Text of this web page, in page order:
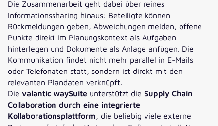
Die Zusammenarbeit geht dabei über reines
Informationssharing hinaus: Beteiligte können
Rückmeldungen geben, Abweichungen melden, offene
Punkte direkt im Planungskontext als Aufgaben
hinterlegen und Dokumente als Anlage anfügen. Die
Kommunikation findet nicht mehr parallel in E-Mails
oder Telefonaten statt, sondern ist direkt mit den
relevanten Plandaten verknüpft.
Die valantic waySuite unterstützt die Supply Chain
Collaboration durch eine integrierte
Kollaborationsplattform, die beliebig viele externe